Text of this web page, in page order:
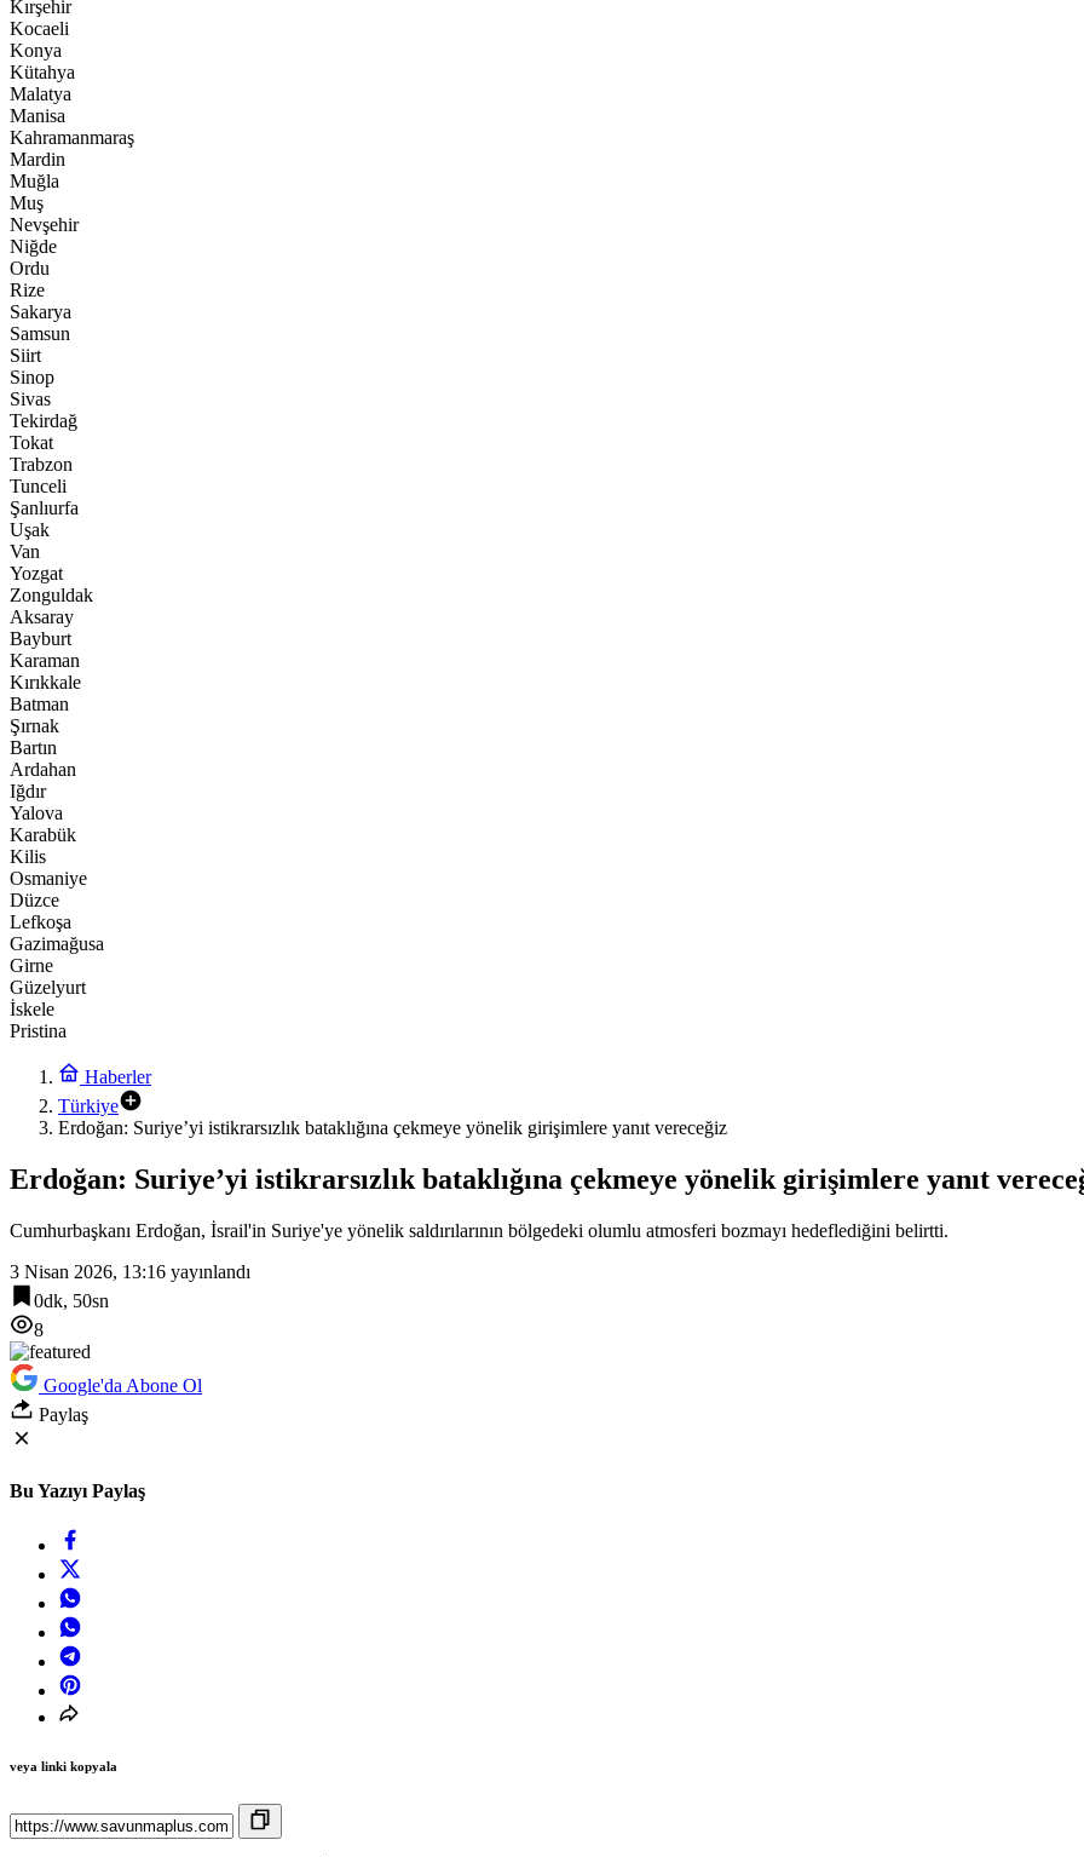
Kırşehir
Kocaeli
Konya
Kütahya
Malatya
Manisa
Kahramanmaraş
Mardin
Muğla
Muş
Nevşehir
Niğde
Ordu
Rize
Sakarya
Samsun
Siirt
Sinop
Sivas
Tekirdağ
Tokat
Trabzon
Tunceli
Şanlıurfa
Uşak
Van
Yozgat
Zonguldak
Aksaray
Bayburt
Karaman
Kırıkkale
Batman
Şırnak
Bartın
Ardahan
Iğdır
Yalova
Karabük
Kilis
Osmaniye
Düzce
Lefkoşa
Gazimağusa
Girne
Güzelyurt
İskele
Pristina
Haberler
Türkiye
Erdoğan: Suriye’yi istikrarsızlık bataklığına çekmeye yönelik girişimlere yanıt vereceğiz
Erdoğan: Suriye’yi istikrarsızlık bataklığına çekmeye yönelik girişimlere yanıt
Cumhurbaşkanı Erdoğan, İsrail'in Suriye'ye yönelik saldırılarının bölgedeki olumlu atmosferi bozmayı hedeflediğini belirtti.
3 Nisan 2026, 13:16 yayınlandı
0dk, 50sn
8
Google'da Abone Ol
Paylaş
Bu Yazıyı Paylaş
veya linki kopyala